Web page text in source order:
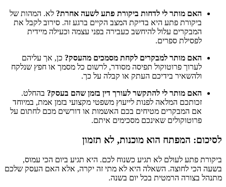
האם מותר לי לדחות ביקורת פתע לשעה אחרת? לא. המהות של
ביקורת פתע היא בדיקת המצב הקיים ברגע זה. סירוב לקבל את
המבקרים עלול להיחשב כעבירה בפני עצמה וכעילה מיידית
לפסילת ספרים.
האם מותר למבקרים לקחת מסמכים מהעסק? כן, אך עליהם
לערוך פרוטוקול תפיסה מסודר, לרשום כל מסמך או חפץ שנלקח
ולהשאיר בידיכם העתק או קבלה על כך.
האם מותר לי להתקשר לעורך דין בזמן שהם בעסק? בהחלט.
זכותכם המלאה לפנות לייעוץ משפטי מקצועי בזמן אמת, במיוחד
אם המבקרים מטיחים בכם האשמות או דורשים מכם לחתום על
פרוטוקולים שאינכם מסכימים איתם.
לסיכום: המפתח הוא מוכנות, לא תזמון
ביקורת פתע לעולם לא תגיע כשנוח לכם. היא תגיע ביום הכי עמוס,
בשעה הכי לחוצה. השאלה היא לא מתי זה יקרה, אלא האם העסק שלכם
מתנהל בצורה הרמטית בכל יום בשנה.